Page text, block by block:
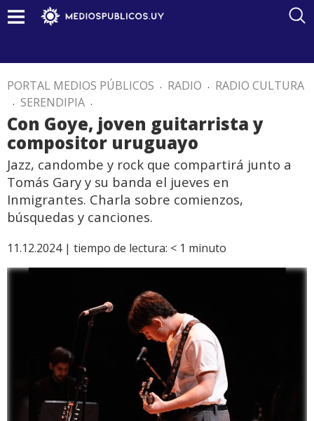
PORTAL MEDIOS PÚBLICOS . RADIO . RADIO CULTURA
. SERENDIPIA .
Con Goye, joven guitarrista y
compositor uruguayo
Jazz, candombe y rock que compartirá junto a
Tomás Gary y su banda el jueves en
Inmigrantes. Charla sobre comienzos,
búsquedas y canciones.
11.12.2024 | tiempo de lectura: < 1 minuto